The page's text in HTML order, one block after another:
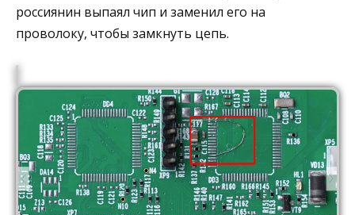
россиянин выпаял чип и заменил его на
проволоку, чтобы замкнуть цепь.